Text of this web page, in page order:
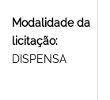
Modalidade da
licitação:
DISPENSA